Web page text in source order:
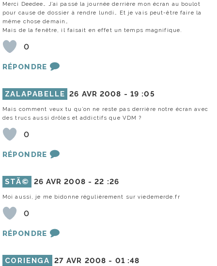
Merci Deedee… J’ai passé la journée derrière mon écran au boulot
pour cause de dossier à rendre lundi… Et je vais peut-être faire la
même chose demain…
Mais de la fenêtre, il faisait en effet un temps magnifique.
0
RÉPONDRE
ZALAPABELLE 26 AVR 2008 - 19 :05
Mais comment veux tu qu’on ne reste pas derrière notre écran avec
des trucs aussi drôles et addictifs que VDM ?
0
RÉPONDRE
STÃ© 26 AVR 2008 -22 :26
Moi aussi, je me bidonne régulièrement sur viedemerde.fr
0
RÉPONDRE
CORIENGA 27 AVR 2008 - 01 :48